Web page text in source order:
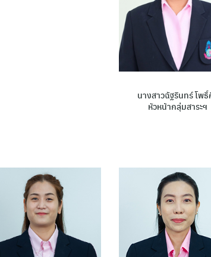
นางสาวฉัฐรินทร์ โพธิ์
หัวหน้ากลุ่มสาระฯ